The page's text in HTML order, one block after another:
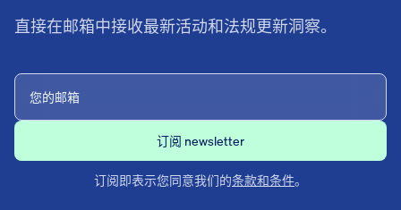
直接在邮箱中接收最新活动和法规更新洞察。
订阅即表示您同意我们的条款和条件。